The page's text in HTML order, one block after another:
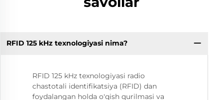
RFID 125 kHz texnologiyasi nima?
RFID 125 kHz texnologiyasi radio
chastotali identifikatsiya (RFID) dan
foydalangan holda o'qish qurilmasi va